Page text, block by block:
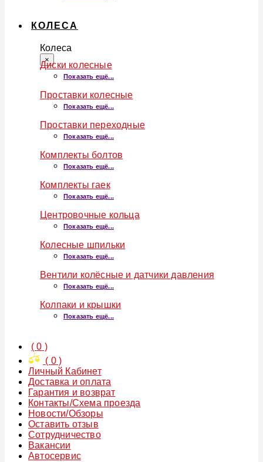
КОЛЕСА
Колеса
×
Диски колесные
Показать ещё...
Проставки колесные
Показать ещё...
Проставки переходные
Показать ещё...
Комплекты болтов
Показать ещё...
Комплекты гаек
Показать ещё...
Центровочные кольца
Показать ещё...
Колесные шпильки
Показать ещё...
Вентили колёсные и датчики давления
Показать ещё...
Колпаки и крышки
Показать ещё...
(0 )
( 0)
Личный Кабинет
Доставка и оплата
Гарантия и возврат
Контакты/Схема проезда
Новости/Обзоры
Оставить отзыв
Сотрудничество
Вакансии
Автосервис